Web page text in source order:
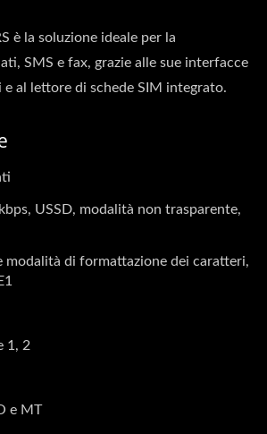
è la soluzione ideale per la
SMS e fax, grazie alle sue interfacce
al lettore di schede SIM integrato.
USSD, modalità non trasparente,
modalità di formattazione dei caratteri,
1, 2
e MT